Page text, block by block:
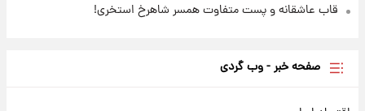
قاب عاشقانه و پست متفاوت همسر شاهرخ استخری!
صفحه خبر - وب گردی